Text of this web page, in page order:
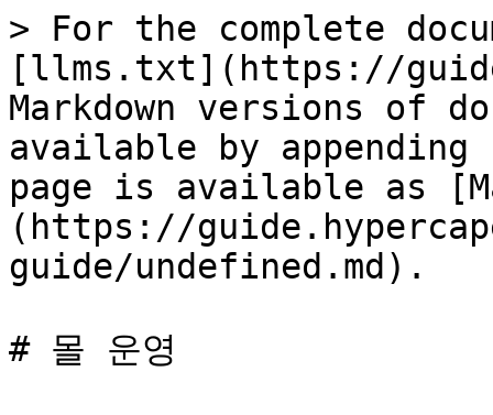
> For the complete
[llms.txt](https://
Markdown versions of
available by
page is available as
(https://
guide/undefined.md).
# 몰 운영